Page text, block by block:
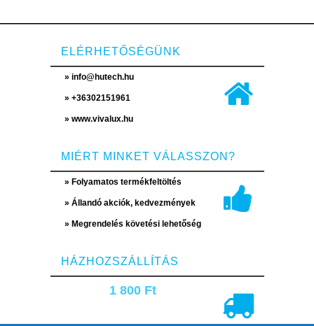
ELÉRHETŐSÉGÜNK
» info@hutech.hu
» +36302151961
» www.vivalux.hu
MIÉRT MINKET VÁLASSZON?
» Folyamatos termékfeltöltés
» Állandó akciók, kedvezmények
» Megrendelés követési lehetőség
HÁZHOZSZÁLLÍTÁS
1 800 Ft